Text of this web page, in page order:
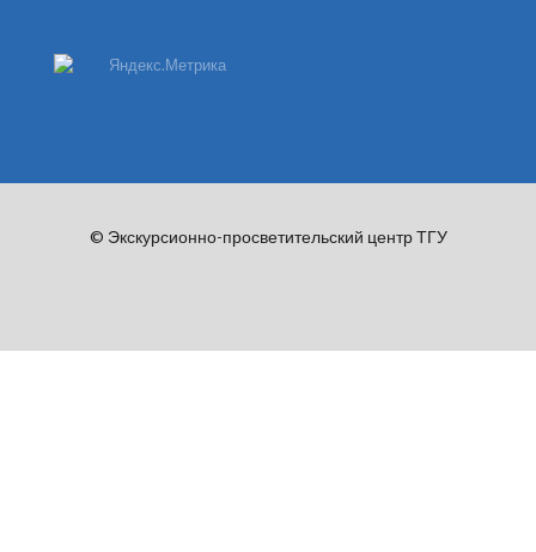
© Экскурсионно-просветительский центр ТГУ